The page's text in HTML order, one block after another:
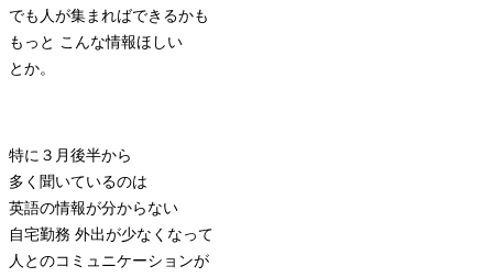
でも人が集まればできるかも
もっと こんな情報ほしい
とか。
特に３月後半から
多く聞いているのは
英語の情報が分からない
自宅勤務 外出が少なくなって
人とのコミュニケーションが